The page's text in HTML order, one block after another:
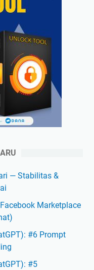
— Stabilitas &
Marketplace
#6 Prompt
#5